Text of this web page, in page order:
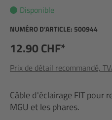
Disponible
NUMÉRO D’ARTICLE: 500944
12.90 CHF*
Prix de détail recommandé,
Câble d'éclairage FIT pour
MGU et les phares.